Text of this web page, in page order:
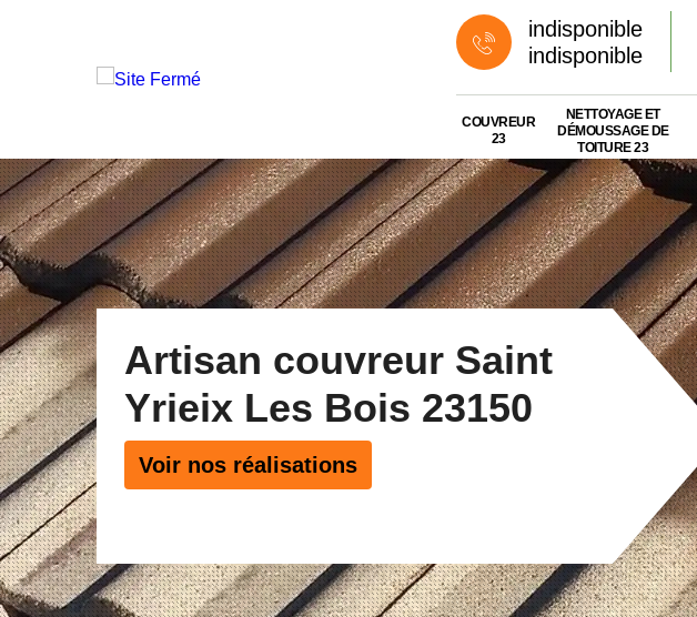
indisponible
indisponible
COUVREUR
23
NETTOYAGE ET
DÉMOUSSAGE DE
TOITURE 23
Artisan couvreur Saint
Yrieix Les Bois 23150
Voir nos réalisations